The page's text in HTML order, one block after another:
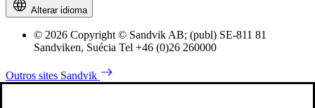
Alterar idioma
© 2026 Copyright © Sandvik AB; (publ) SE-811 81
Sandviken, Suécia Tel +46 (0)26 260000
Outros sites Sandvik